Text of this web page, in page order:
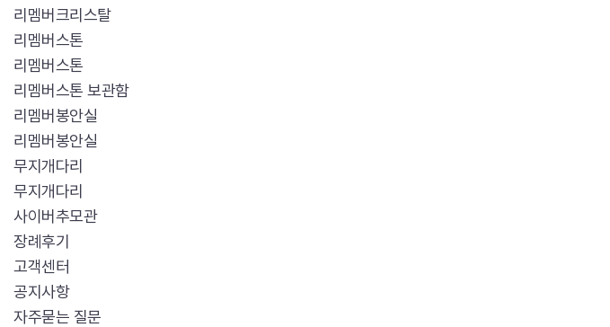
리멤버크리스탈
리멤버스톤
리멤버스톤
리멤버스톤 보관함
리멤버봉안실
리멤버봉안실
무지개다리
무지개다리
사이버추모관
장례후기
고객센터
공지사항
자주묻는 질문